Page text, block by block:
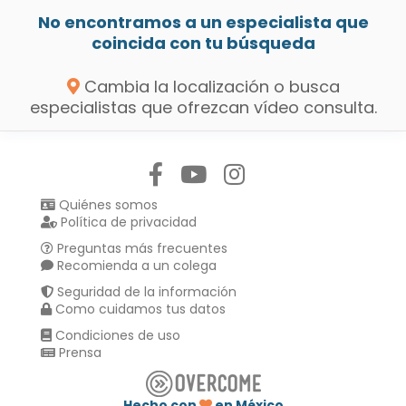
No encontramos a un especialista que
coincida con tu búsqueda
Cambia la localización o busca
especialistas que ofrezcan vídeo consulta.
Quiénes somos
Política de privacidad
Preguntas más frecuentes
Recomienda a un colega
Seguridad de la información
Como cuidamos tus datos
Condiciones de uso
Prensa